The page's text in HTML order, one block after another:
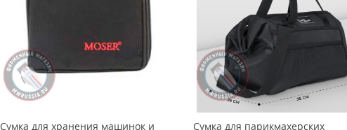
Сумка для хранения машинок и
Сумка для парикмахерских